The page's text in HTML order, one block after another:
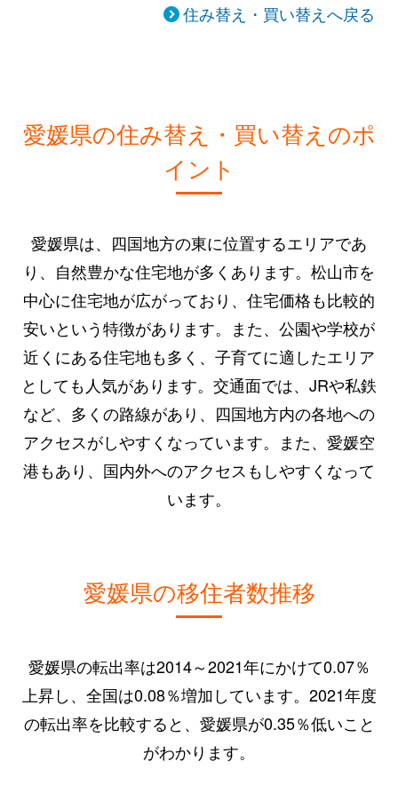
住み替え・買い替えへ戻る
愛媛県の住み替え・買い替えのポ
イント
愛媛県は、四国地方の東に位置するエリアであ
り、自然豊かな住宅地が多くあります。松山市を
中心に住宅地が広がっており、住宅価格も比較的
安いという特徴があります。また、公園や学校が
近くにある住宅地も多く、子育てに適したエリア
としても人気があります。交通面では、JRや私鉄
など、多くの路線があり、四国地方内の各地への
アクセスがしやすくなっています。また、愛媛空
港もあり、国内外へのアクセスもしやすくなって
います。
愛媛県の移住者数推移
愛媛県の転出率は2014～2021年にかけて0.07％
上昇し、全国は0.08％増加しています。2021年度
の転出率を比較すると、愛媛県が0.35％低いこと
がわかります。